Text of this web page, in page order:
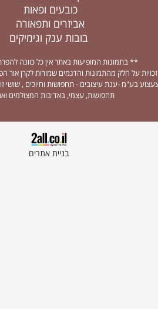
כובעים ופאות
אביזרים ותפאורה
בובות ענק וגימיקים
** בתמונות המופיעות באתר אין כל כוונה להפרת
זכויות על חלק מהתמונות והדגמים שמורות לקרן אור
תחפושות, עצמי, באדיבות המצולמים
בניית אתרים